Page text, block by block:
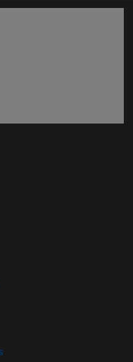
en nueva ventana)
en nueva ventana)